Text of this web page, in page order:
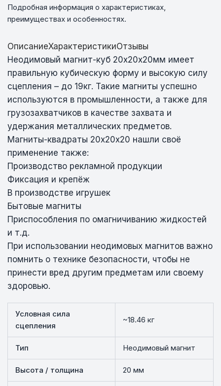
Подробная информация о характеристиках,
преимуществах и особенностях.
ОписаниеХарактеристикиОтзывы
Неодимовый магнит-куб 20х20х20мм имеет
правильную кубическую форму и высокую силу
сцепления – до 19кг. Такие магниты успешно
используются в промышленности, а также для
грузозахватчиков в качестве захвата и
удержания металлических предметов.
Магниты-квадраты 20х20х20 нашли своё
применение также:
Производство рекламной продукции
Фиксация и крепёж
В производстве игрушек
Бытовые магниты
Приспособления по омагничиванию жидкостей
и т.д.
При использовании неодимовых магнитов важно
помнить о технике безопасности, чтобы не
принести вред другим предметам или своему
здоровью.
Условная сила
сцепления
~18.46 кг
Тип Неодимовый магнит
Высота / толщина 20 мм